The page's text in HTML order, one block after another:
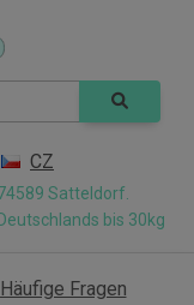
CZ
Satteldorf.
bis 30kg
Häufige Fragen